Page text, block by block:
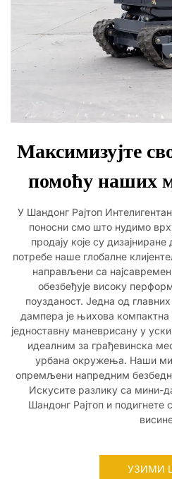
Максимизујте
помоћу наших
У Шандонг Рајтоп
поносни смо што нудимо
продају које су
потребе наше глобалне
направљени са
обезбеђује високу
поузданост. Једна од
дампера је њихова компактна
једноставну маневрисану у
идеалним за грађевинска
урбана окружења. Наши
опремљени напредним
Искусите разлику са мини-
Шандонг Рајтоп и подигнете
УЗИМИ